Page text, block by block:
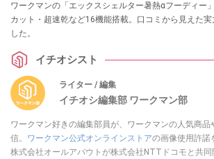
ワークマンの「エックスシェルター暑熱αフーディー
カット・超速乾など16機能搭載。口コミから見えた実
した。
イチオシスト
ライター / 編集
イチオシ編集部 ワークマン部
ワークマン好きの編集部員が、ワークマンの人気商品
信。 ワークマン公式オンラインストアの画像使用許諾
株式会社オールアバウトが株式会社NTTドコモと共